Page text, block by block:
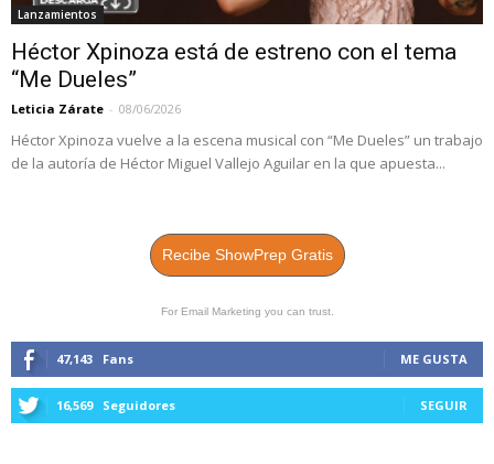
Lanzamientos
Héctor Xpinoza está de estreno con el tema
“Me Dueles”
Leticia Zárate - 08/06/2026
Héctor Xpinoza vuelve a la escena musical con “Me Dueles” un trabajo
de la autoría de Héctor Miguel Vallejo Aguilar en la que apuesta...
Recibe ShowPrep Gratis
For Email Marketing you can trust.
47,143 Fans ME GUSTA
16,569 Seguidores SEGUIR